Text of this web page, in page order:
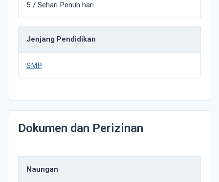
5 / Sehari Penuh hari
Jenjang Pendidikan
SMP
Dokumen dan Perizinan
Naungan